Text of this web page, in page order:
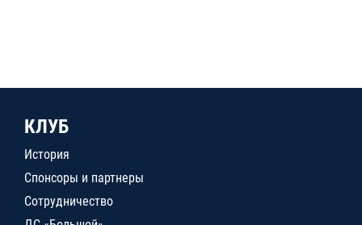
КЛУБ
История
Спонсоры и партнеры
Сотрудничество